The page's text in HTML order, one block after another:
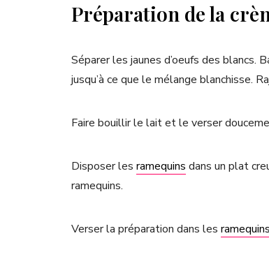
Préparation de la
Séparer les jaunes d’oeufs des blancs.
jusqu’à ce que le mélange blanchisse.
Faire bouillir le lait et le verser
Disposer les ramequins dans un plat
ramequins.
Verser la préparation dans les ramequins